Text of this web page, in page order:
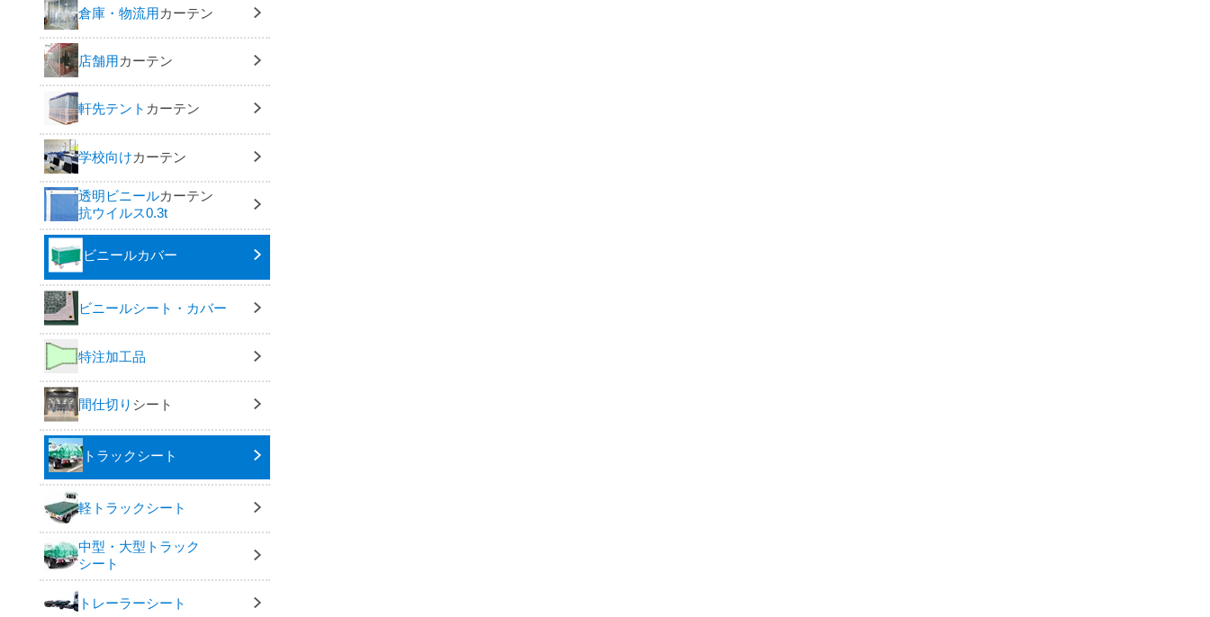
倉庫・物流用カーテン
店舗用カーテン
軒先テント カーテン
学校向けカーテン
透明ビニールカーテン
抗ウイルス0.3t
ビニールカバー
ビニールシート・カバー
特注加工品
間仕切り シート
トラックシート
軽トラックシート
中型・大型トラック
シート
トレーラーシート